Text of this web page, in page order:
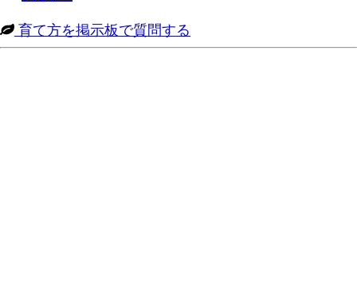
育て方を掲示板で質問する